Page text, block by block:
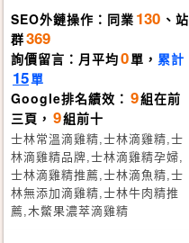
SEO外鏈操作：同業 130 、站
群369
詢價留言：月平均0單， 累計
15單
Google排名績效： 9組在前
三頁， 9組前十
士林常溫滴雞精,士林滴雞精,士
林滴雞精品牌,士林滴雞精孕婦,
士林滴雞精推薦,士林滴魚精,士
林無添加滴雞精,士林牛肉精推
薦,木鱉果濃萃滴雞精